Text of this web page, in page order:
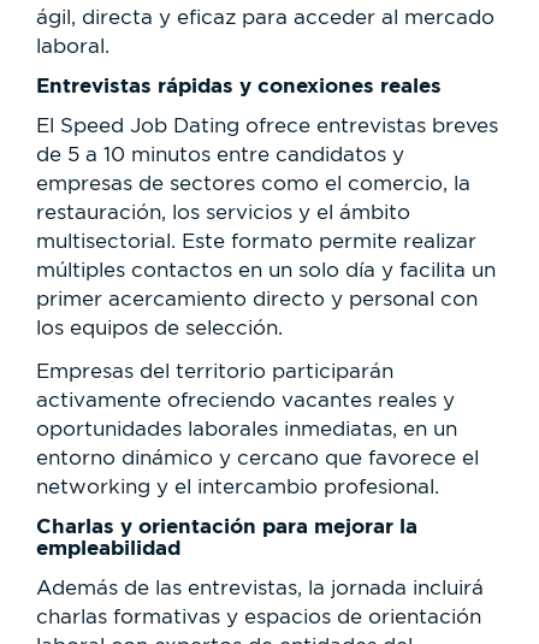
ágil, directa y eficaz para acceder al mercado
laboral.
Entrevistas rápidas y conexiones reales
El Speed Job Dating ofrece entrevistas breves
de 5 a 10 minutos entre candidatos y
empresas de sectores como el comercio, la
restauración, los servicios y el ámbito
multisectorial. Este formato permite realizar
múltiples contactos en un solo día y facilita un
primer acercamiento directo y personal con
los equipos de selección.
Empresas del territorio participarán
activamente ofreciendo vacantes reales y
oportunidades laborales inmediatas, en un
entorno dinámico y cercano que favorece el
networking y el intercambio profesional.
Charlas y orientación para mejorar la
empleabilidad
Además de las entrevistas, la jornada incluirá
charlas formativas y espacios de orientación